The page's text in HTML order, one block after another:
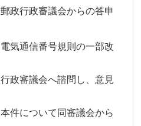
行政審議会からの答申
通信番号規則の一部改
審議会へ諮問し、意見
について同審議会から